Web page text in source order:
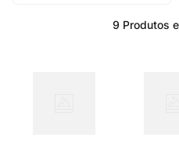
9 Produtos